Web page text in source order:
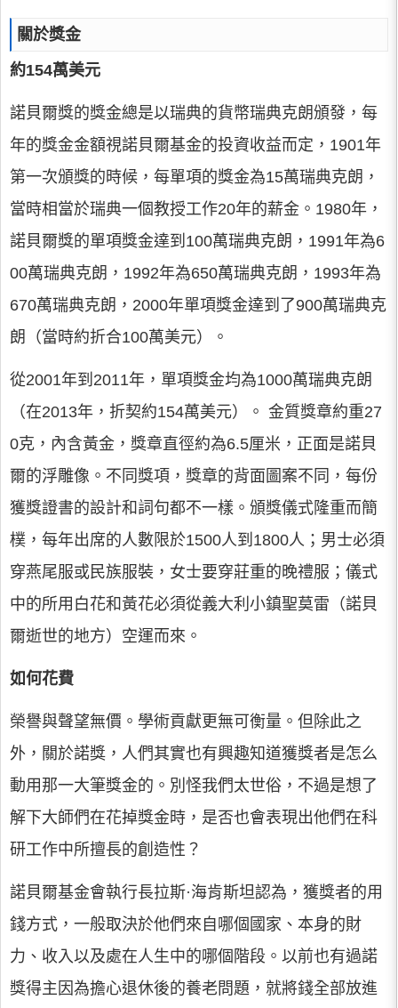
​關於獎金
約154萬美元
諾貝爾獎的獎金總是以瑞典的貨幣瑞典克朗頒發，每
年的獎金金額視諾貝爾基金的投資收益而定，1901年
第一次頒獎的時候，每單項的獎金為15萬瑞典克朗，
當時相當於瑞典一個教授工作20年的薪金。1980年，
諾貝爾獎的單項獎金達到100萬瑞典克朗，1991年為6
00萬瑞典克朗，1992年為650萬瑞典克朗，1993年為
670萬瑞典克朗，2000年單項獎金達到了900萬瑞典克
朗（當時約折合100萬美元）。
從2001年到2011年，單項獎金均為1000萬瑞典克朗
（在2013年，折契約154萬美元）。 金質獎章約重27
0克，內含黃金，獎章直徑約為6.5厘米，正面是諾貝
爾的浮雕像。不同獎項，獎章的背面圖案不同，每份
獲獎證書的設計和詞句都不一樣。頒獎儀式隆重而簡
樸，每年出席的人數限於1500人到1800人；男士必須
穿燕尾服或民族服裝，女士要穿莊重的晚禮服；儀式
中的所用白花和黃花必須從義大利小鎮聖莫雷（諾貝
爾逝世的地方）空運而來。
如何花費
榮譽與聲望無價。學術貢獻更無可衡量。但除此之
外，關於諾獎，人們其實也有興趣知道獲獎者是怎么
動用那一大筆獎金的。別怪我們太世俗，不過是想了
解下大師們在花掉獎金時，是否也會表現出他們在科
研工作中所擅長的創造性？
諾貝爾基金會執行長拉斯·海肯斯坦認為，獲獎者的用
錢方式，一般取決於他們來自哪個國家、本身的財
力、收入以及處在人生中的哪個階段。以前也有過諾
獎得主因為擔心退休後的養老問題，就將錢全部放進